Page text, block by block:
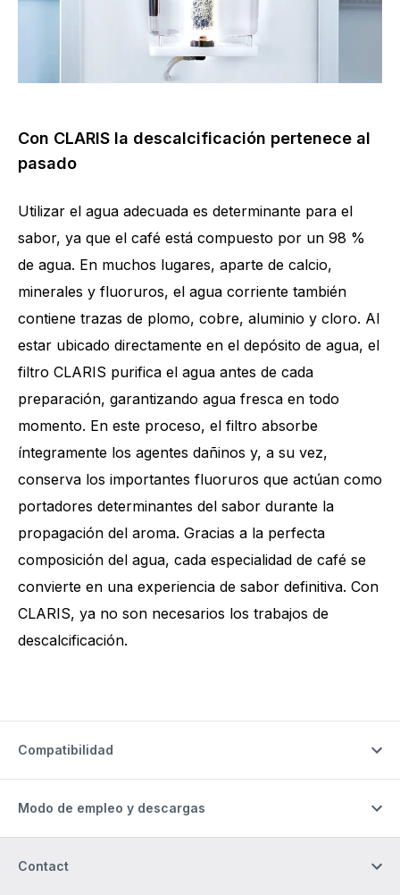
Con CLARIS la descalcificación pertenece al
pasado
Utilizar el agua adecuada es determinante para el
sabor, ya que el café está compuesto por un 98 %
de agua. En muchos lugares, aparte de calcio,
minerales y fluoruros, el agua corriente también
contiene trazas de plomo, cobre, aluminio y cloro. Al
estar ubicado directamente en el depósito de agua, el
filtro CLARIS purifica el agua antes de cada
preparación, garantizando agua fresca en todo
momento. En este proceso, el filtro absorbe
íntegramente los agentes dañinos y, a su vez,
conserva los importantes fluoruros que actúan como
portadores determinantes del sabor durante la
propagación del aroma. Gracias a la perfecta
composición del agua, cada especialidad de café se
convierte en una experiencia de sabor definitiva. Con
CLARIS, ya no son necesarios los trabajos de
descalcificación.
Compatibilidad
Modo de empleo y descargas
Contact